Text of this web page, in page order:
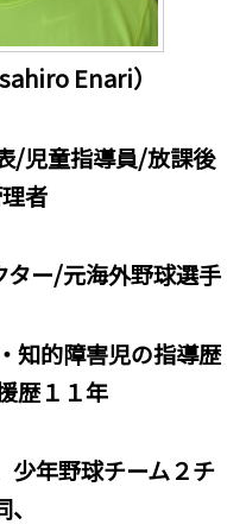
Enari）
/児童指導員/放課後
者
ー/元海外野球選手
知的障害児の指導歴
歴１１年
少年野球チーム２チ